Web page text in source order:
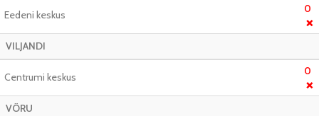
Eedeni keskus 0
❌
VILJANDI
Centrumi keskus 0
❌
VÕRU